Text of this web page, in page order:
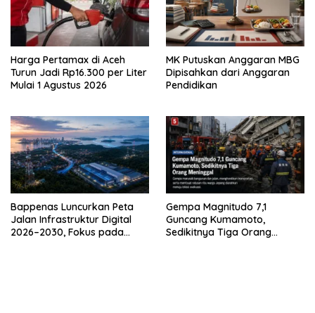
Harga Pertamax di Aceh
Turun Jadi Rp16.300 per Liter
Mulai 1 Agustus 2026
MK Putuskan Anggaran MBG
Dipisahkan dari Anggaran
Pendidikan
Bappenas Luncurkan Peta
Jalan Infrastruktur Digital
2026–2030, Fokus pada
Gempa Magnitudo 7,1
Guncang Kumamoto,
Sedikitnya Tiga Orang